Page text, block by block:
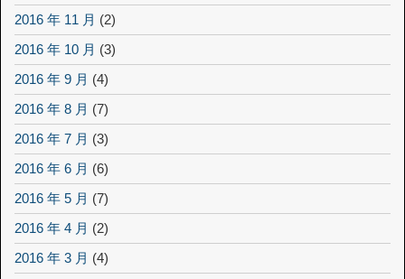
2016 年 11 月 (2)
2016 年 10 月 (3)
2016 年 9 月 (4)
2016 年 8 月 (7)
2016 年 7 月 (3)
2016 年 6 月 (6)
2016 年 5 月 (7)
2016 年 4 月 (2)
2016 年 3 月 (4)